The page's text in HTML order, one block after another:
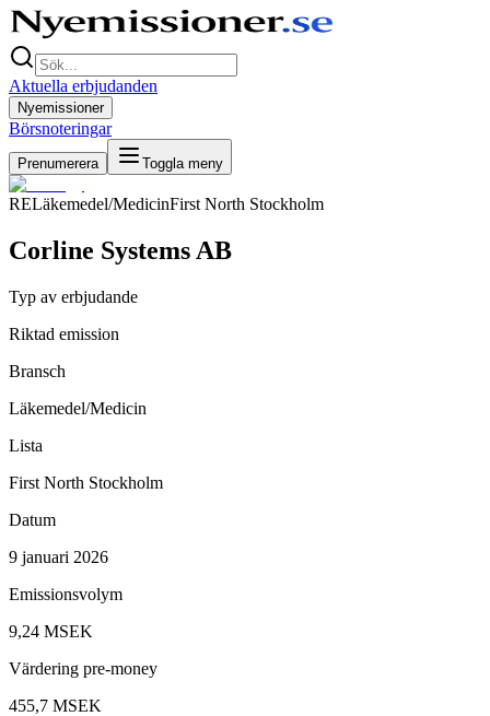
Aktuella erbjudanden
Nyemissioner
Börsnoteringar
Prenumerera Toggla meny
RELäkemedel/MedicinFirst North Stockholm
Corline Systems AB
Typ av erbjudande
Riktad emission
Bransch
Läkemedel/Medicin
Lista
First North Stockholm
Datum
9 januari 2026
Emissionsvolym
9,24 MSEK
Värdering pre-money
455,7 MSEK